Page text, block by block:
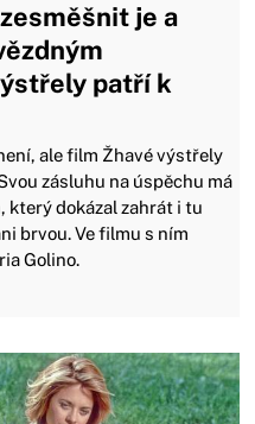
je a
patří k
ale film Žhavé výstřely
zásluhu na úspěchu má
který dokázal zahrát i tu
brvou. Ve filmu s ním
Golino.